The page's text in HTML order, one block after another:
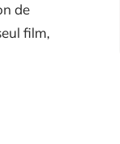
de
film,